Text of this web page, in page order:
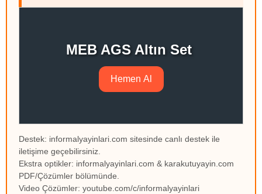
MEB AGS Altın Set
Hemen Al
Destek: informalyayinlari.com sitesinde canlı destek ile
iletişime geçebilirsiniz.
Ekstra optikler: informalyayinlari.com & karakutuyayin.com
PDF/Çözümler bölümünde.
Video Çözümler: youtube.com/c/informalyayinlari